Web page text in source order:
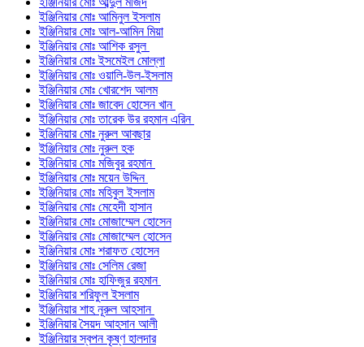
ইঞ্জিনিয়ার মোঃ আমিনুল ইসলাম
ইঞ্জিনিয়ার মোঃ আল-আমিন মিয়া
ইঞ্জিনিয়ার মোঃ আশিক রসুল
ইঞ্জিনিয়ার মোঃ ইসমেইল মোল্লা
ইঞ্জিনিয়ার মোঃ ওয়ালি-উল-ইসলাম
ইঞ্জিনিয়ার মোঃ খোরশেদ আলম
ইঞ্জিনিয়ার মোঃ জাবেদ হোসেন খান
ইঞ্জিনিয়ার মোঃ তারেক উর রহমান এরিন
ইঞ্জিনিয়ার মোঃ নুরুল আবছার
ইঞ্জিনিয়ার মোঃ নুরুল হক
ইঞ্জিনিয়ার মোঃ মজিবুর রহমান
ইঞ্জিনিয়ার মোঃ ময়েন উদ্দিন
ইঞ্জিনিয়ার মোঃ মহিবুল ইসলাম
ইঞ্জিনিয়ার মোঃ মেহেদী হাসান
ইঞ্জিনিয়ার মোঃ মোজাম্মেল হোসেন
ইঞ্জিনিয়ার মোঃ মোজাম্মেল হোসেন
ইঞ্জিনিয়ার মোঃ শরাফত হোসেন
ইঞ্জিনিয়ার মোঃ সেলিম রেজা
ইঞ্জিনিয়ার মোঃ হাফিজুর রহমান
ইঞ্জিনিয়ার শরিফুল ইসলাম
ইঞ্জিনিয়ার শাহ নূরুল আহসান
ইঞ্জিনিয়ার সৈয়দ আহসান আলী
ইঞ্জিনিয়ার স্বপন কৃষ্ণ হালদার